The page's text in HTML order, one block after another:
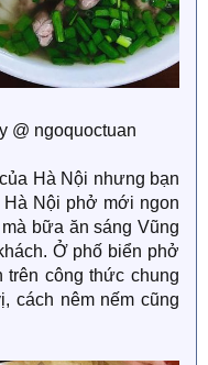
@ ngoquoctuan
Hà Nội nhưng bạn
Nội phở mới ngon
bữa ăn sáng Vũng
Ở phố biển phở
công thức chung
cách nêm nếm cũng